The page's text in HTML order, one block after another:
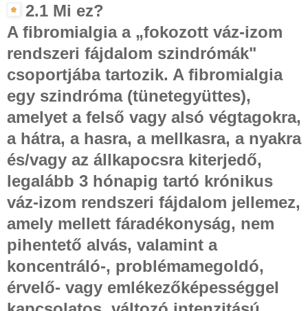
2.1 Mi ez?
A fibromialgia a „fokozott váz-izom
rendszeri fájdalom szindrómák"
csoportjába tartozik. A fibromialgia
egy szindróma (tünetegyüttes),
amelyet a felső vagy alsó végtagokra,
a hátra, a hasra, a mellkasra, a nyakra
és/vagy az állkapocsra kiterjedő,
legalább 3 hónapig tartó krónikus
váz-izom rendszeri fájdalom jellemez,
amely mellett fáradékonyság, nem
pihentető alvás, valamint a
koncentráló-, problémamegoldó,
érvelő- vagy emlékezőképességgel